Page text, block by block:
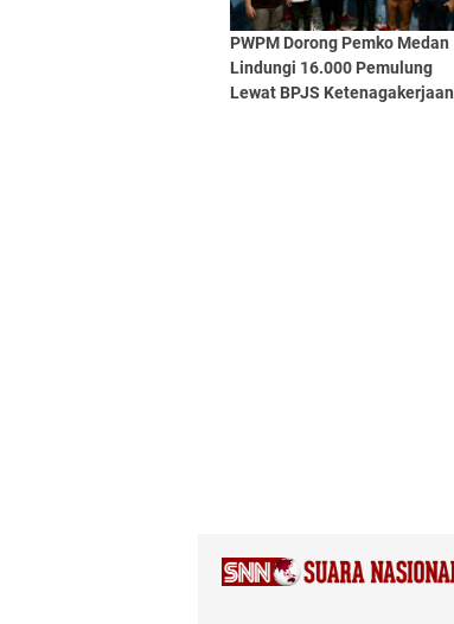
PWPM Dorong Pemko Medan
Lindungi 16.000 Pemulung
Lewat BPJS Ketenagakerjaan